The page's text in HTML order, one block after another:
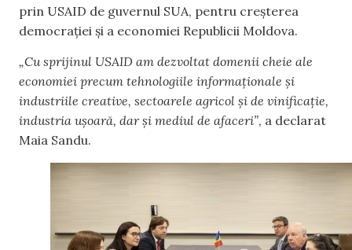
prin USAID de guvernul SUA, pentru creșterea
democrației și a economiei Republicii Moldova.
„Cu sprijinul USAID am dezvoltat domenii cheie ale
economiei precum tehnologiile informaționale și
industriile creative, sectoarele agricol și de vinificație,
industria ușoară, dar și mediul de afaceri”, a declarat
Maia Sandu.